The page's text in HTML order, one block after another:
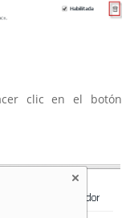
clic en el botón